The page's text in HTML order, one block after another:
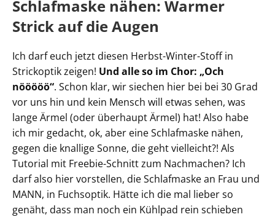
Schlafmaske nähen: Warmer
Strick auf die Augen
Ich darf euch jetzt diesen Herbst-Winter-Stoff in
Strickoptik zeigen! Und alle so im Chor: „Och
nööööö“. Schon klar, wir siechen hier bei bei 30 Grad
vor uns hin und kein Mensch will etwas sehen, was
lange Ärmel (oder überhaupt Ärmel) hat! Also habe
ich mir gedacht, ok, aber eine Schlafmaske nähen,
gegen die knallige Sonne, die geht vielleicht?! Als
Tutorial mit Freebie-Schnitt zum Nachmachen? Ich
darf also hier vorstellen, die Schlafmaske an Frau und
MANN, in Fuchsoptik. Hätte ich die mal lieber so
genäht, dass man noch ein Kühlpad rein schieben